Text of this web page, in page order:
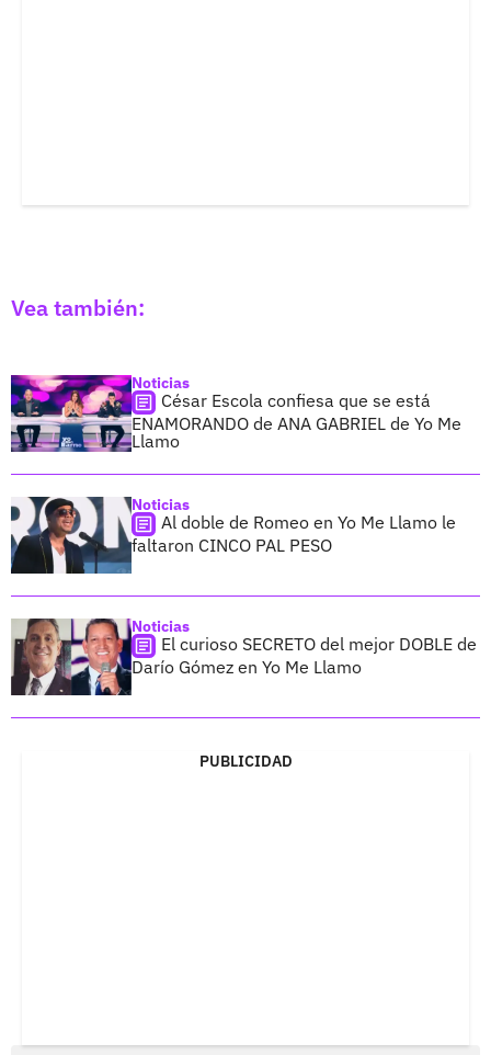
Vea también:
Noticias
César Escola confiesa que se está
ENAMORANDO de ANA GABRIEL de Yo Me
Llamo
Noticias
Al doble de Romeo en Yo Me Llamo le
faltaron CINCO PAL PESO
Noticias
El curioso SECRETO del mejor DOBLE de
Darío Gómez en Yo Me Llamo
PUBLICIDAD